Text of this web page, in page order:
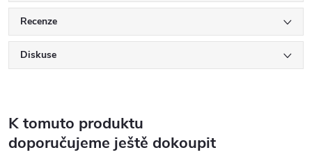
Recenze
Diskuse
K tomuto produktu
doporučujeme ještě dokoupit